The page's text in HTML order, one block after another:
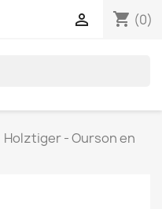
shopping_cart (0)

Holztiger - Ourson en